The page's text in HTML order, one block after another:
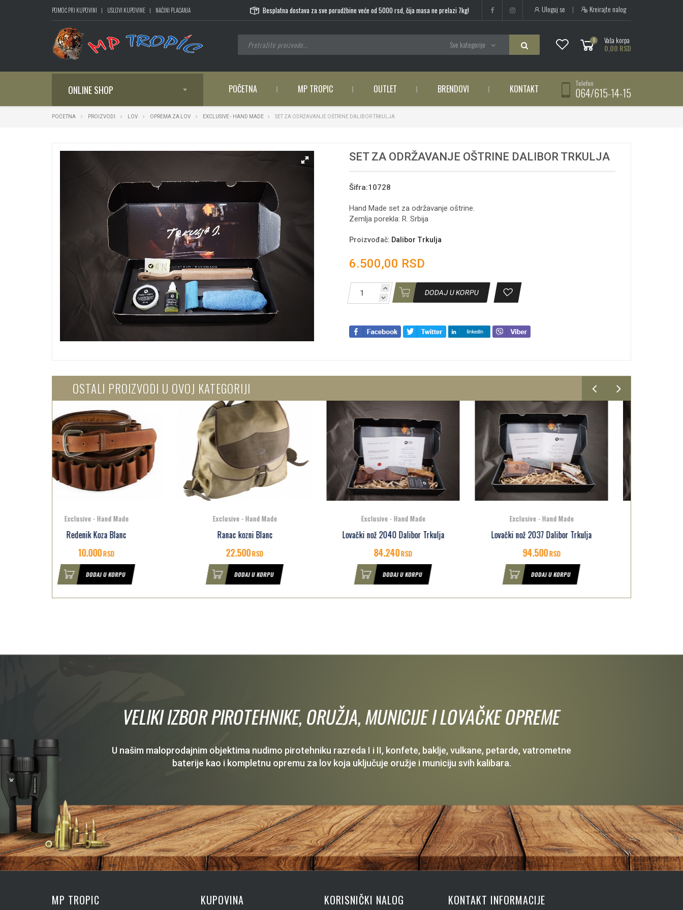
POMOĆ PRI KUPOVINI USLOVI KUPOVINE NAČINI PLAĆANJA Besplatna dostava za sve porudžbine veće od 5000 rsd, čija masa ne prelazi 7kg! Uloguj se | Kreirajte nalog
0 Vaša korpa
0,00 RSD
Sve kategorije
ONLINE SHOP POČETNA MP TROPIC OUTLET BRENDOVI KONTAKT Telefon
064/615-14-15
POČETNA PROIZVODI LOV OPREMA ZA LOV EXCLUSIVE - HAND MADE SET ZA ODRŽAVANJE OŠTRINE DALIBOR TRKULJA
SET ZA ODRŽAVANJE OŠTRINE DALIBOR TRKULJA
Šifra:10728
Hand Made set za održavanje oštrine.
Zemlja porekla: R. Srbija
Proizvođač: Dalibor Trkulja
6.500,00 RSD
DODAJ U KORPU
OSTALI PROIZVODI U OVOJ KATEGORIJI
Exclusive - Hand Made
Ranac kozni Blanc
22.500
DODAJ U KORPU
Exclusive - Hand Made
Lovački nož 2040 Dalibor Trkulja
84.240
DODAJ U KORPU
Exclusive - Hand Made
Lovački nož 2037 Dalibor Trkulja
94.500
DODAJ U KORPU
Exclusive - Hand Made
Lovački nož 2084 Dalibor Trkulja
86.400
DODAJ U KORPU
VELIKI IZBOR PIROTEHNIKE, ORUŽJA, MUNICIJE I LOVAČKE OPREME
U našim maloprodajnim objektima nudimo pirotehniku razreda I i II, konfete, baklje, vulkane, petarde, vatrometne
baterije kao i kompletnu opremu za lov koja uključuje oružje i municiju svih kalibara.
MP TROPIC KUPOVINA KORISNIČKI NALOG KONTAKT INFORMACIJE